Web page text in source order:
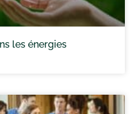
les énergies